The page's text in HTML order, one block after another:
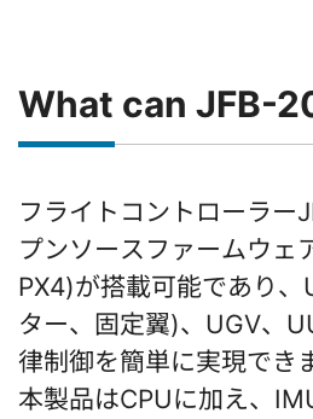
What can JFB-
フライトコントローラー
プンソースファームウェ
PX4)が搭載可能であり
ター、固定翼)、UGV、
律制御を簡単に実現でき
本製品はCPUに加え、